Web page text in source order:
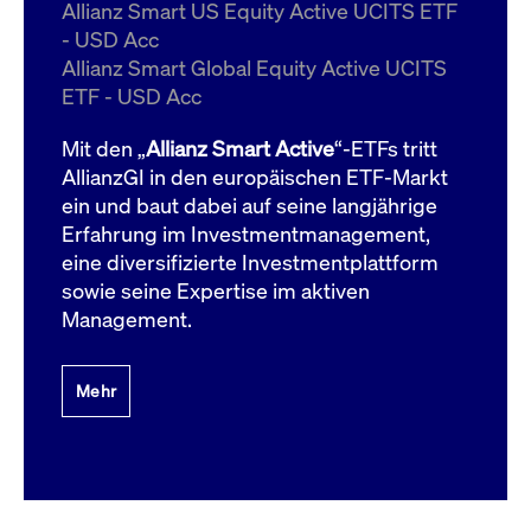
Allianz Smart US Equity Active UCITS ETF
- USD Acc
Allianz Smart Global Equity Active UCITS
ETF - USD Acc
Mit den „Allianz Smart Active“-ETFs tritt
AllianzGI in den europäischen ETF-Markt
ein und baut dabei auf seine langjährige
Erfahrung im Investmentmanagement,
eine diversifizierte Investmentplattform
sowie seine Expertise im aktiven
Management.
Mehr
ApplicationGatewayAffinityCORS
boerse.com
Domain
bis